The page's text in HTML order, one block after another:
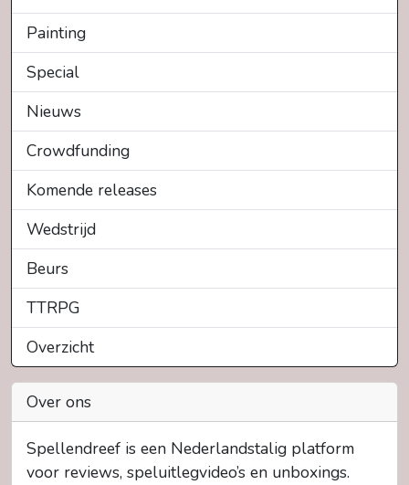
Painting
Special
Nieuws
Crowdfunding
Komende releases
Wedstrijd
Beurs
TTRPG
Overzicht
Over ons
Spellendreef is een Nederlandstalig platform
voor reviews, speluitlegvideo’s en unboxings.